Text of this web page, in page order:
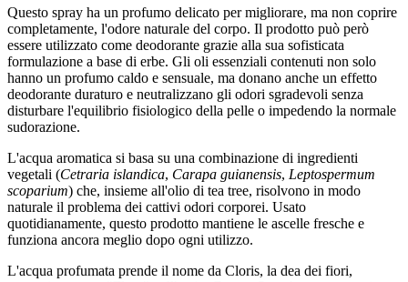
Questo spray ha un profumo delicato per migliorare, ma non coprire
completamente, l'odore naturale del corpo. Il prodotto può però
essere utilizzato come deodorante grazie alla sua sofisticata
formulazione a base di erbe. Gli oli essenziali contenuti non solo
hanno un profumo caldo e sensuale, ma donano anche un effetto
deodorante duraturo e neutralizzano gli odori sgradevoli senza
disturbare l'equilibrio fisiologico della pelle o impedendo la normale
sudorazione.
L'acqua aromatica si basa su una combinazione di ingredienti
vegetali (Cetraria islandica, Carapa guianensis, Leptospermum
scoparium) che, insieme all'olio di tea tree, risolvono in modo
naturale il problema dei cattivi odori corporei. Usato
quotidianamente, questo prodotto mantiene le ascelle fresche e
funziona ancora meglio dopo ogni utilizzo.
L'acqua profumata prende il nome da Cloris, la dea dei fiori,